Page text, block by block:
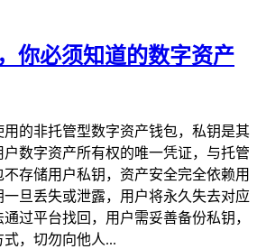
你必须知道的数字资产
用的非托管型数字资产钱包，私钥是其
数字资产所有权的唯一凭证，与托管
不存储用户私钥，资产安全完全依赖用
旦丢失或泄露，用户将永久失去对应
过平台找回，用户需妥善备份私钥，
，切勿向他人...